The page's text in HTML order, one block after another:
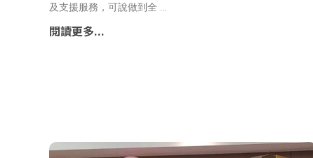
及支援服務，可說做到全
閱讀更多...